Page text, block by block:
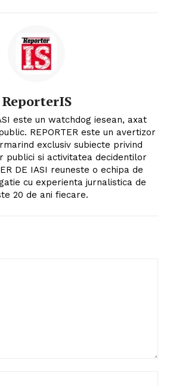
ReporterIS
este un watchdog iesean, axat
REPORTER este un avertizor
exclusiv subiecte privind
publici si activitatea decidentilor
DE IASI reuneste o echipa de
cu experienta jurnalistica de
20 de ani fiecare.